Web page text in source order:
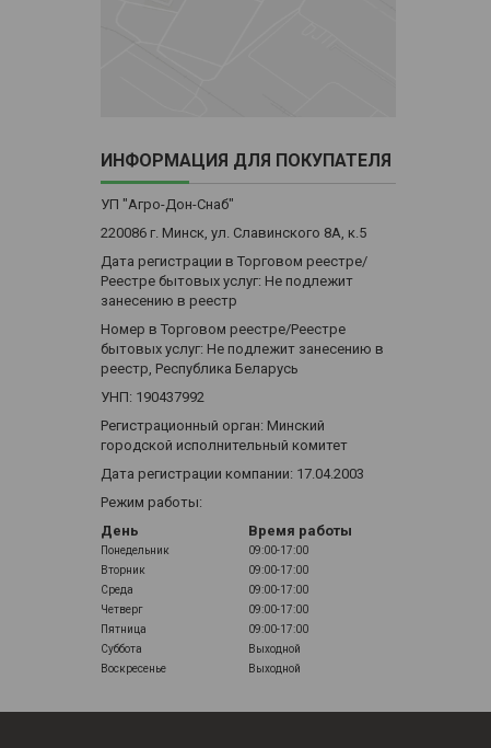
ИНФОРМАЦИЯ ДЛЯ ПОКУПАТЕЛЯ
УП "Агро-Дон-Снаб"
220086 г. Минск, ул. Славинского 8А, к.5
Дата регистрации в Торговом реестре/
Реестре бытовых услуг: Не подлежит
занесению в реестр
Номер в Торговом реестре/Реестре
бытовых услуг: Не подлежит занесению в
реестр, Республика Беларусь
УНП: 190437992
Регистрационный орган: Минский
городской исполнительный комитет
Дата регистрации компании: 17.04.2003
Режим работы:
День
Время работы
Понедельник
09:00-17:00
Вторник
09:00-17:00
Среда
09:00-17:00
Четверг
09:00-17:00
Пятница
09:00-17:00
Суббота
Выходной
Воскресенье
Выходной